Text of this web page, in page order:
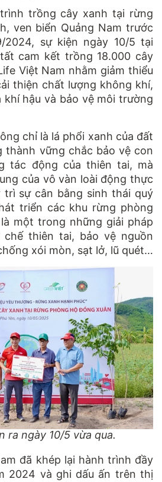
trồng cây xanh tại rừng
ven biển Quảng Nam trước
2024, sự kiện ngày 10/5 tại
cam kết trồng 18.000 cây
Việt Nam nhằm giảm thiểu
thiện chất lượng không khí,
khí hậu và bảo vệ môi trường
chỉ là lá phổi xanh của đất
thành vững chắc bảo vệ con
tác động của thiên tai, mà
của vô vàn loài động thực
sự cân bằng sinh thái quý
triển các khu rừng phòng
một trong những giải pháp
thiên tai, bảo vệ nguồn
xói mòn, sạt lở, lũ quét…
ra ngày 10/5 vừa qua.
đã khép lại hành trình đầy
2024 và ghi dấu ấn trên thị